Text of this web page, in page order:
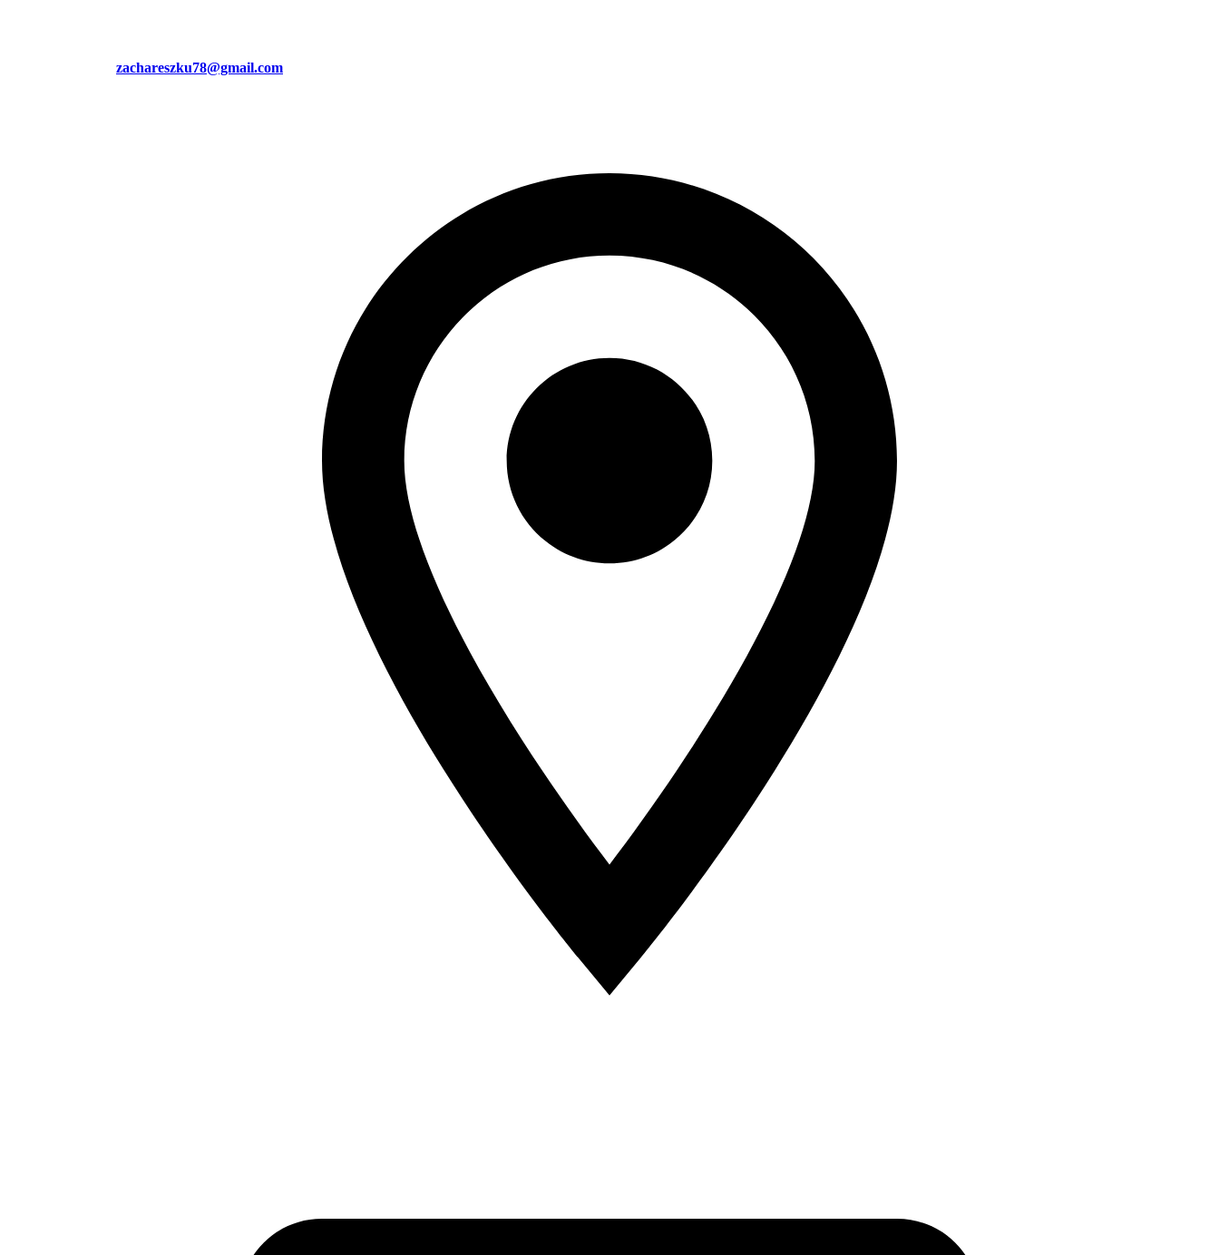
zachareszku78@gmail.com